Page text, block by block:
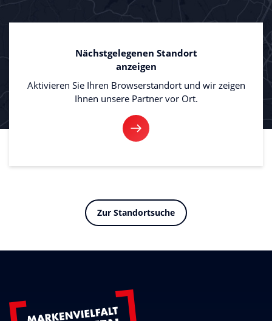
Nächstgelegenen Standort
anzeigen
Aktivieren Sie Ihren Browserstandort und wir zeigen
Ihnen unsere Partner vor Ort.
Zur Standortsuche